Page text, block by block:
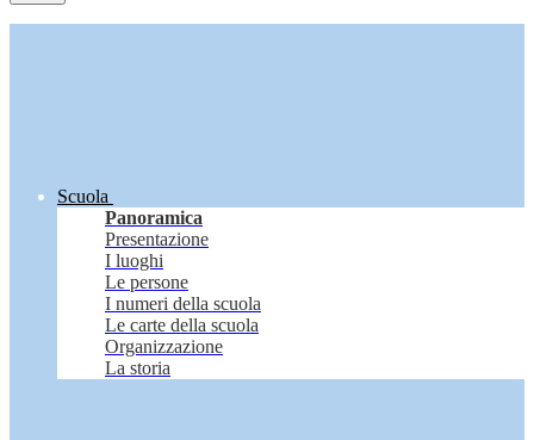
Scuola
Panoramica
Presentazione
I luoghi
Le persone
I numeri della scuola
Le carte della scuola
Organizzazione
La storia